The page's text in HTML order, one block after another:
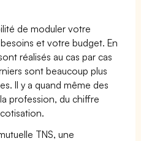
de moduler votre
et votre budget. En
réalisés au cas par cas
sont beaucoup plus
Il y a quand même des
profession, du chiffre
TNS, une